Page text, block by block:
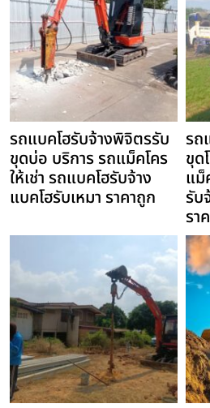
รถแบคโฮรับจ้างพิจิตรรับ
ขุดบ่อ บริการ รถแม็คโคร
ให้เช่า รถแบคโฮรับจ้าง
แบคโฮรับเหมา ราคาถูก
รถ
ขุด
แม็
รับ
รา